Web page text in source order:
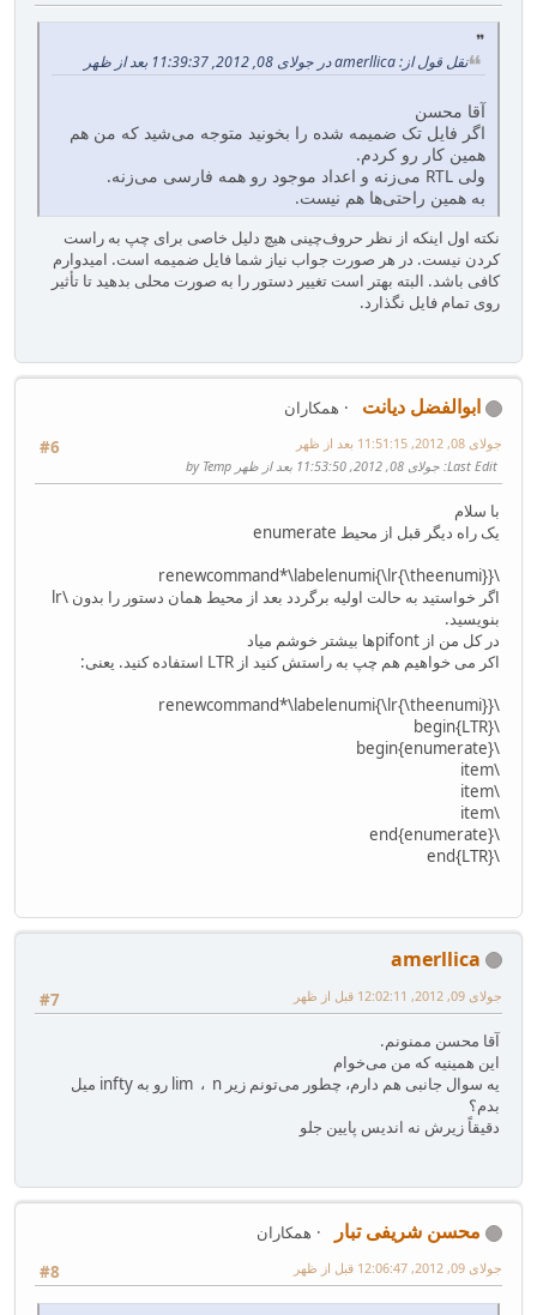
نقل قول از: amerllica در جولای 08, 2012, 11:39:37 بعد از ظهر
آقا محسن
اگر فایل تک ضمیمه شده را بخونید متوجه می‌شید که من هم
همین کار رو کردم.
ولی RTL می‌زنه و اعداد موجود رو همه فارسی می‌زنه.
به همین راحتی‌ها هم نیست.
نکته اول اینکه از نظر حروف‌چینی هیچ دلیل خاصی برای چپ به راست
کردن نیست. در هر صورت جواب نیاز شما فایل ضمیمه است. امیدوارم
کافی باشد. البته بهتر است تغییر دستور را به صورت محلی بدهید تا تأثیر
روی تمام فایل نگذارد.
ابوالفضل دیانت
همکاران
#6
جولای 08, 2012, 11:51:15 بعد از ظهر
Last Edit: جولای 08, 2012, 11:53:50 بعد از ظهر by Temp
با سلام
یک راه دیگر قبل از محیط enumerate
\renewcommand*\labelenumi{\lr{\theenumi}}
اگر خواستید به حالت اولیه برگردد بعد از محیط همان دستور را بدون \lr
بنویسید.
در کل من از pifont‌ها بیشتر خوشم میاد
اکر می خواهیم هم چپ به راستش کنید از LTR استفاده کنید. یعنی:
\renewcommand*\labelenumi{\lr{\theenumi}}
\begin{LTR}
\begin{enumerate}
\item
\item
\item
\end{enumerate}
\end{LTR}
amerllica
#7 جولای 09, 2012, 12:02:11 قبل از ظهر
آقا محسن ممنونم.
این همینیه که من می‌خوام
یه سوال جانبی هم دارم، چطور می‌تونم زیر lim ، n رو به infty میل
بدم؟
دقیقاً زیرش نه اندیس پایین جلو
محسن شریفی تبار
همکاران
#8
جولای 09, 2012, 12:06:47 قبل از ظهر